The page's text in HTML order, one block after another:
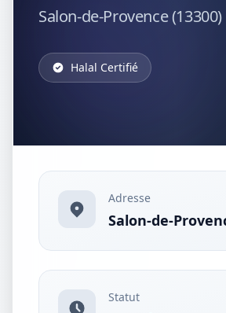
Salon-de-Provence (13300)
Halal Certifié
Adresse
Salon-de-
Statut